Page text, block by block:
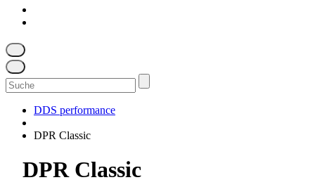
Suchen
nach:
DDS performance
DPR Classic
DPR Classic